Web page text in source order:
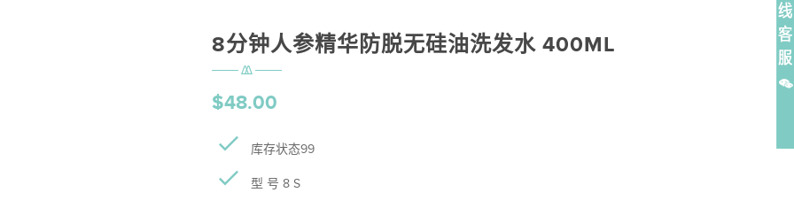
8分钟人参精华防脱无硅油洗发水 400ML
$48.00
库存状态99
型 号 8 S